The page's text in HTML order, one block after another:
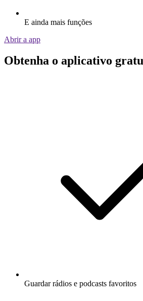
E ainda mais funções
Abrir a app
Obtenha o aplicativo
Guardar rádios e podcasts favoritos